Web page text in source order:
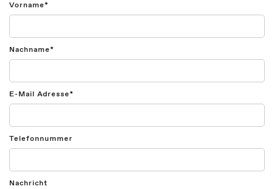
Vorname*
Nachname*
E-Mail Adresse*
Telefonnummer
Nachricht